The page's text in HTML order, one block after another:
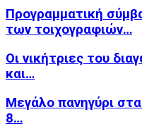
Προγραμματική
των τοιχογραφιών…
Οι νικήτριες του
και…
Μεγάλο πανηγύρι
8…